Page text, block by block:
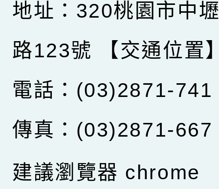
地址：320桃園市中
路123號
【交通位置
電話：(03)2871-741
傳真：(03)2871-667
建議瀏覽器 chrome